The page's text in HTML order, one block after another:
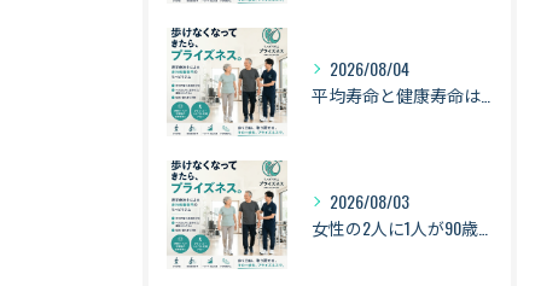
2026/08/04
2026/08/03